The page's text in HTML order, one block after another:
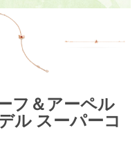
フ＆アーペル
ル スーパーコ